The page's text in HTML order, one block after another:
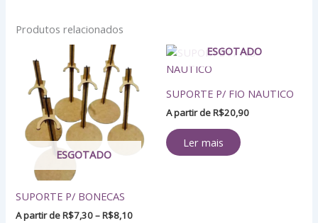
Produtos relacionados
ESGOTADO
SUPORTE P/ BONECAS
A partir deR$7,30–R$8,10
preço:
R$7,30
Este
produto
tem
várias
variantes.
As
opções
escolhidas
na
ESGOTADO
SUPORTE P/ FIO NAUTICO
A partir deR$20,90
Ler mais